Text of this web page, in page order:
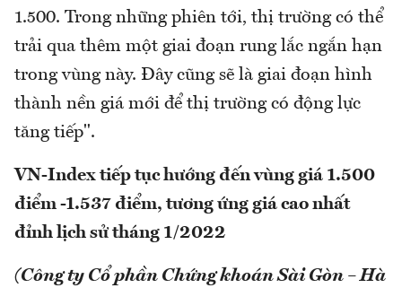
1.500. Trong những phiên tới, thị trường có thể
trải qua thêm một giai đoạn rung lắc ngắn hạn
trong vùng này. Đây cũng sẽ là giai đoạn hình
thành nền giá mới để thị trường có động lực
tăng tiếp".
VN-Index tiếp tục hướng đến vùng giá 1.500
điểm -1.537 điểm, tương ứng giá cao nhất
đỉnh lịch sử tháng 1/2022
(Công ty Cổ phần Chứng khoán Sài Gòn – Hà